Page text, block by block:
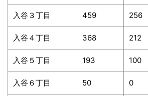
入谷３丁目 459 256
入谷４丁目 368 212
入谷５丁目 193 100
入谷６丁目 50 0